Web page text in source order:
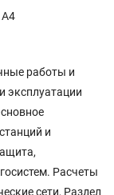
А4
работы и
эксплуатации
и
Расчеты
сети, Раздел